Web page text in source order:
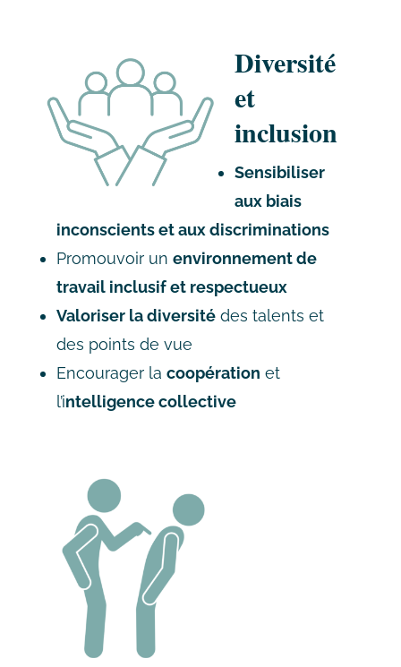
Diversité
et
inclusion
Sensibiliser
aux biais
inconscients et aux discriminations
Promouvoir un environnement de
travail inclusif et respectueux
Valoriser la diversitédes talents et
des points de vue
Encourager la coopération et
l’intelligence collective